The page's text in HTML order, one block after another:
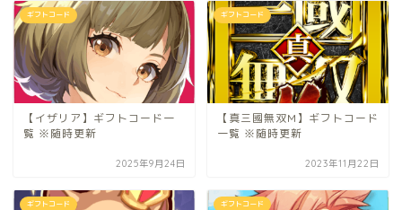
ギフトコード
【イザリア】ギフトコード一
覧 ※随時更新
2025年9月24日
ギフトコード
【真三國無双M】ギフトコード
一覧 ※随時更新
2023年11月22日
ギフトコード ギフトコード